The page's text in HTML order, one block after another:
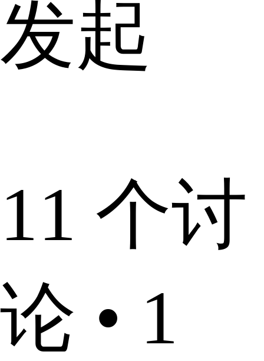
发起
11 个讨
论 • 1